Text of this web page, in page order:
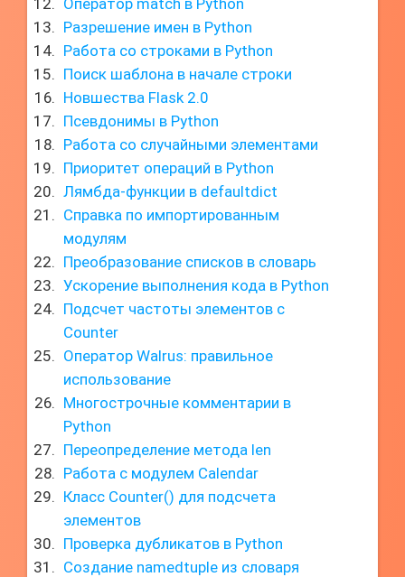
Оператор match в Python
Разрешение имен в Python
Работа со строками в Python
Поиск шаблона в начале строки
Новшества Flask 2.0
Псевдонимы в Python
Работа со случайными элементами
Приоритет операций в Python
Лямбда-функции в defaultdict
Справка по импортированным
модулям
Преобразование списков в словарь
Ускорение выполнения кода в Python
Подсчет частоты элементов с
Counter
Оператор Walrus: правильное
использование
Многострочные комментарии в
Python
Переопределение метода len
Работа с модулем Calendar
Класс Counter() для подсчета
элементов
Проверка дубликатов в Python
Создание namedtuple из словаря